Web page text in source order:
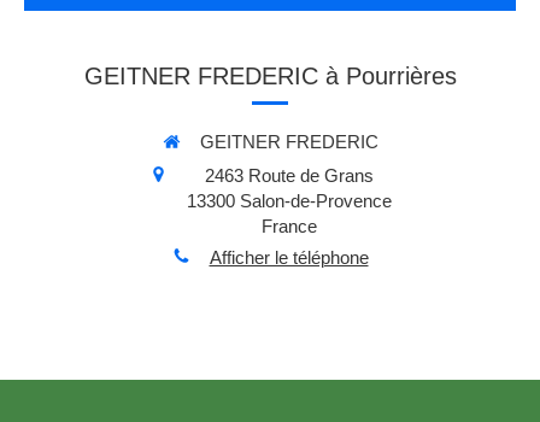
GEITNER FREDERIC à Pourrières
GEITNER FREDERIC
2463 Route de Grans
13300 Salon-de-Provence
France
Afficher le téléphone